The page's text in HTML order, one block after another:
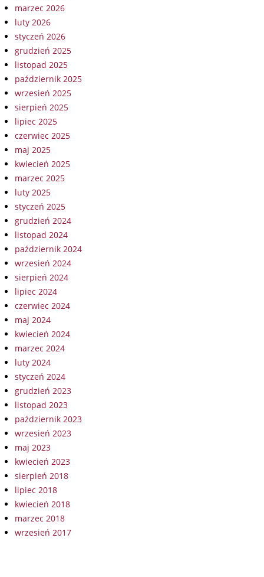
marzec 2026
luty 2026
styczeń 2026
grudzień 2025
listopad 2025
październik 2025
wrzesień 2025
sierpień 2025
lipiec 2025
czerwiec 2025
maj 2025
kwiecień 2025
marzec 2025
luty 2025
styczeń 2025
grudzień 2024
listopad 2024
październik 2024
wrzesień 2024
sierpień 2024
lipiec 2024
czerwiec 2024
maj 2024
kwiecień 2024
marzec 2024
luty 2024
styczeń 2024
grudzień 2023
listopad 2023
październik 2023
wrzesień 2023
maj 2023
kwiecień 2023
sierpień 2018
lipiec 2018
kwiecień 2018
marzec 2018
wrzesień 2017